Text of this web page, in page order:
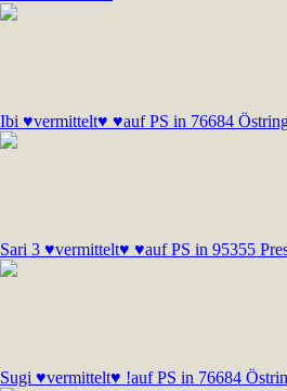
Ibi ♥vermittelt♥ ♥auf PS in 76684
Sari 3 ♥vermittelt♥ ♥auf PS in 95355
Sugi ♥vermittelt♥ !auf PS in 76684